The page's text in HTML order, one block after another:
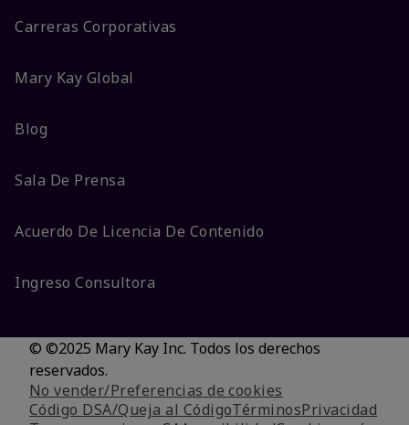
Carreras Corporativas
Mary Kay Global
Blog
Sala De Prensa
Acuerdo De Licencia De Contenido
Ingreso Consultora
© ©2025 Mary Kay Inc. Todos los derechos
reservados.
No vender/Preferencias de cookies
Código DSA/Queja al CódigoTérminosPrivacidad